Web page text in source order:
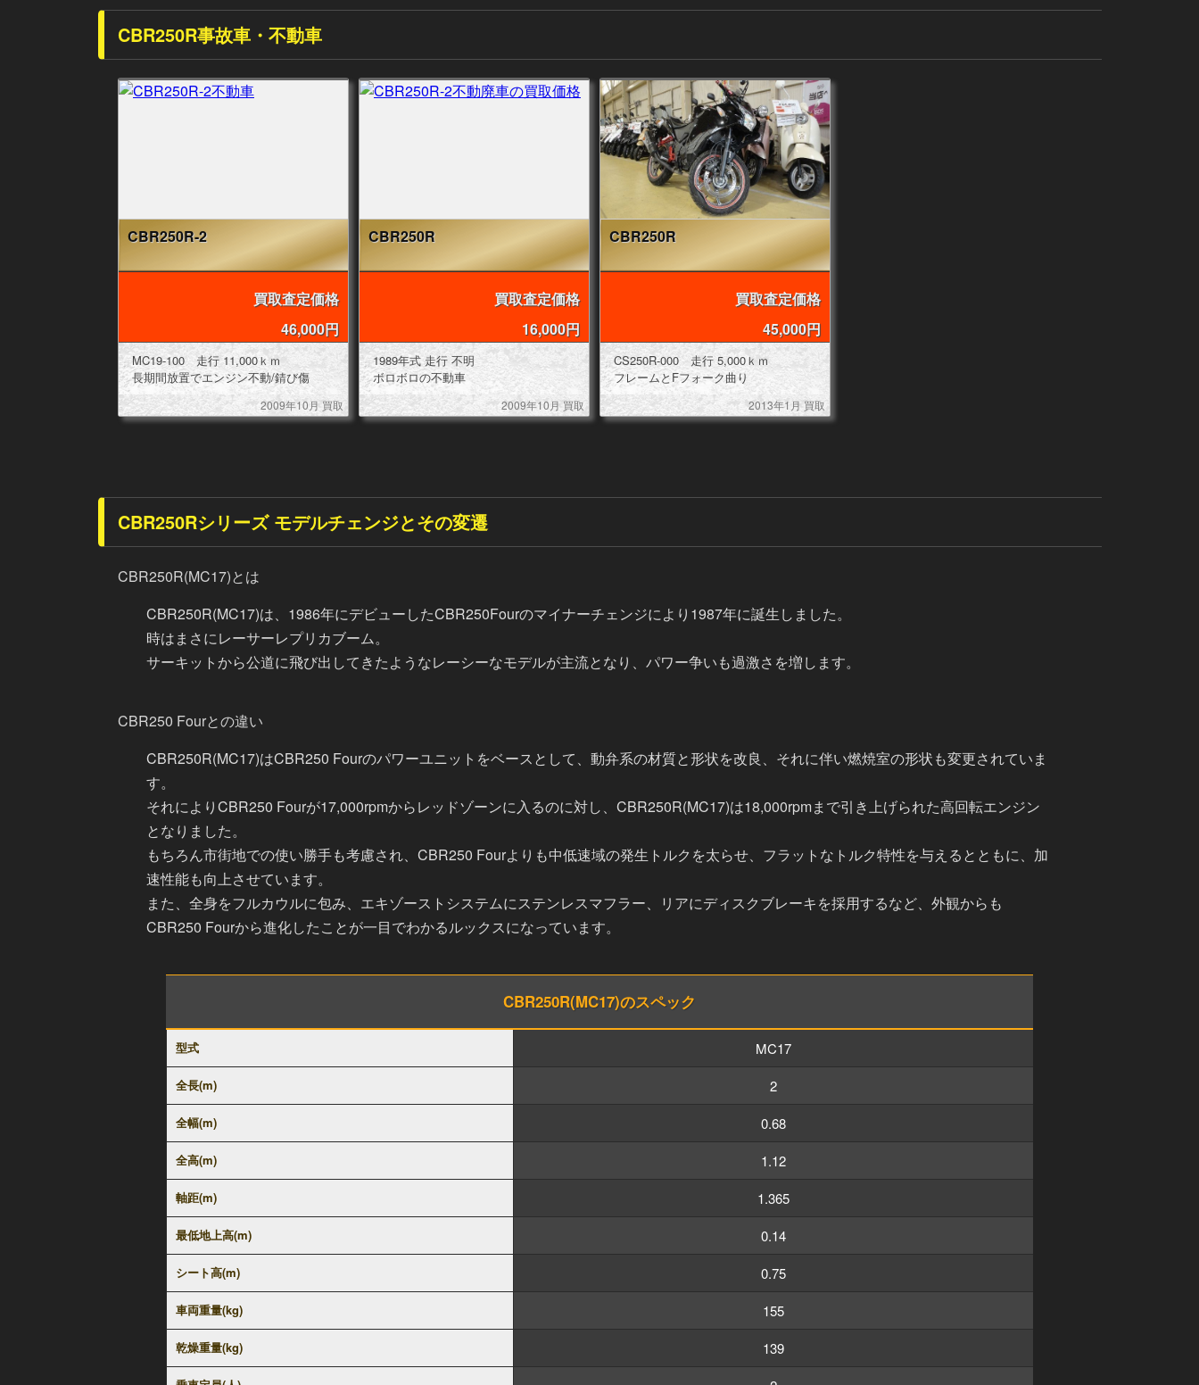
CBR250R事故車・不動車
CBR250R-2
買取査定価格
46,000円
MC19-100 走行 11,000ｋｍ
長期間放置でエンジン不動/錆び傷
2009年10月 買取
CBR250R
買取査定価格
16,000円
1989年式 走行 不明
ボロボロの不動車
2009年10月 買取
CBR250R
買取査定価格
45,000円
CS250R-000 走行 5,000ｋｍ
フレームとFフォーク曲り
2013年1月 買取
CBR250Rシリーズ モデルチェンジとその変遷
CBR250R(MC17)とは
CBR250R(MC17)は、1986年にデビューしたCBR250Fourのマイナーチェンジにより1987年に誕生しました。
時はまさにレーサーレプリカブーム。
サーキットから公道に飛び出してきたようなレーシーなモデルが主流となり、パワー争いも過激さを増します。
CBR250 Fourとの違い
CBR250R(MC17)はCBR250 Fourのパワーユニットをベースとして、動弁系の材質と形状を改良、それに伴い燃焼室の形状も変更されていま
す。
それによりCBR250 Fourが17,000rpmからレッドゾーンに入るのに対し、CBR250R(MC17)は18,000rpmまで引き上げられた高回転エンジン
となりました。
もちろん市街地での使い勝手も考慮され、CBR250 Fourよりも中低速域の発生トルクを太らせ、フラットなトルク特性を与えるとともに、加
速性能も向上させています。
また、全身をフルカウルに包み、エキゾーストシステムにステンレスマフラー、リアにディスクブレーキを採用するなど、外観からも
CBR250 Fourから進化したことが一目でわかるルックスになっています。
CBR250R(MC17)のスペック
型式 MC17
全長(m) 2
全幅(m) 0.68
全高(m) 1.12
軸距(m) 1.365
最低地上高(m) 0.14
シート高(m) 0.75
車両重量(kg) 155
乾燥重量(kg) 139